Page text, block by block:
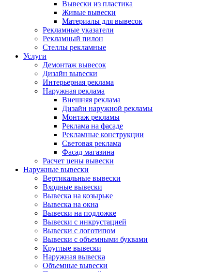
Вывески из пластика
Живые вывески
Материалы для вывесок
Рекламные указатели
Рекламный пилон
Стеллы рекламные
Услуги
Демонтаж вывесок
Дизайн вывески
Интерьерная реклама
Наружная реклама
Внешняя реклама
Дизайн наружной рекламы
Монтаж рекламы
Реклама на фасаде
Рекламные конструкции
Световая реклама
Фасад магазина
Расчет цены вывески
Наружные вывески
Вертикальные вывески
Входные вывески
Вывеска на козырьке
Вывеска на окна
Вывески на подложке
Вывески с инкрустацией
Вывески с логотипом
Вывески с объемными буквами
Круглые вывески
Наружная вывеска
Объемные вывески